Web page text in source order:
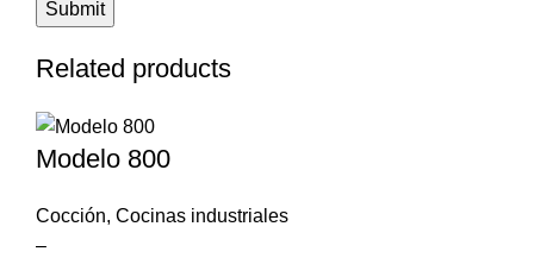
Related products
Modelo 800
Cocción, Cocinas industriales
–